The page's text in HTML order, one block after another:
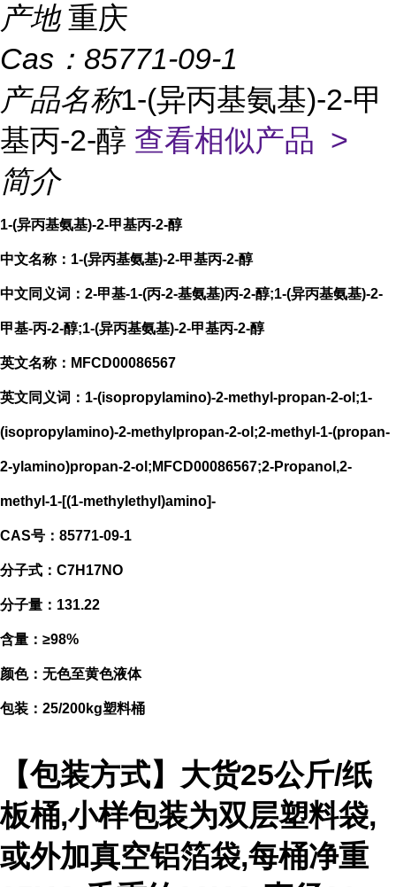
产地 重庆
Cas： 85771-09-1
产品名称1-(异丙基氨基)-2-甲
基丙-2-醇 查看相似产品 >
简介
1-(异丙基氨基)-2-甲基丙-2-醇
中文名称：1-(异丙基氨基)-2-甲基丙-2-醇
中文同义词：2-甲基-1-(丙-2-基氨基)丙-2-醇;1-(异丙基氨基)-2-
甲基-丙-2-醇;1-(异丙基氨基)-2-甲基丙-2-醇
英文名称：MFCD00086567
英文同义词：1-(isopropylamino)-2-methyl-propan-2-ol;1-
(isopropylamino)-2-methylpropan-2-ol;2-methyl-1-(propan-
2-ylamino)propan-2-ol;MFCD00086567;2-Propanol,2-
methyl-1-[(1-methylethyl)amino]-
CAS号：85771-09-1
分子式：C7H17NO
分子量：131.22
含量：≥98%
颜色：无色至黄色液体
包装：25/200kg塑料桶
【包装方式】大货25公斤/纸
板桶,小样包装为双层塑料袋,
或外加真空铝箔袋,每桶净重